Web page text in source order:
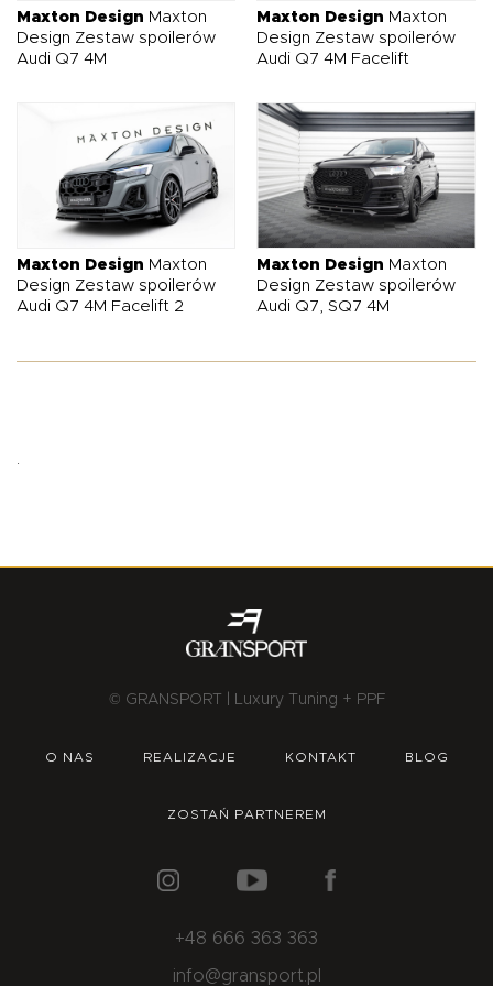
Maxton Design Maxton
Design Zestaw spoilerów
Audi Q7 4M
Maxton Design Maxton
Design Zestaw spoilerów
Audi Q7 4M Facelift
Maxton Design Maxton
Design Zestaw spoilerów
Audi Q7 4M Facelift 2
Maxton Design Maxton
Design Zestaw spoilerów
Audi Q7, SQ7 4M
.
© GRANSPORT | Luxury Tuning + PPF
O NAS REALIZACJE KONTAKT BLOG
ZOSTAŃ PARTNEREM
+48 666 363 363
info@gransport.pl